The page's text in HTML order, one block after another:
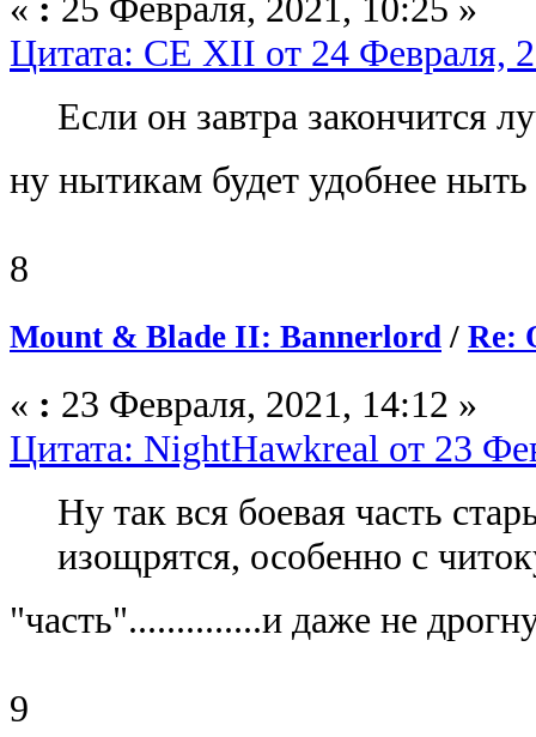
« : 25 Февраля, 2021, 10:25 »
Цитата: CE XII от 24 Февраля,
Если он завтра закончится
ну нытикам будет удобнее
8
Mount & Blade II: Bannerlord / Re:
« : 23 Февраля, 2021, 14:12 »
Цитата: NightHawkreal от 23
Ну так вся боевая часть
изощрятся, особенно с
"часть"..............и даже не
9